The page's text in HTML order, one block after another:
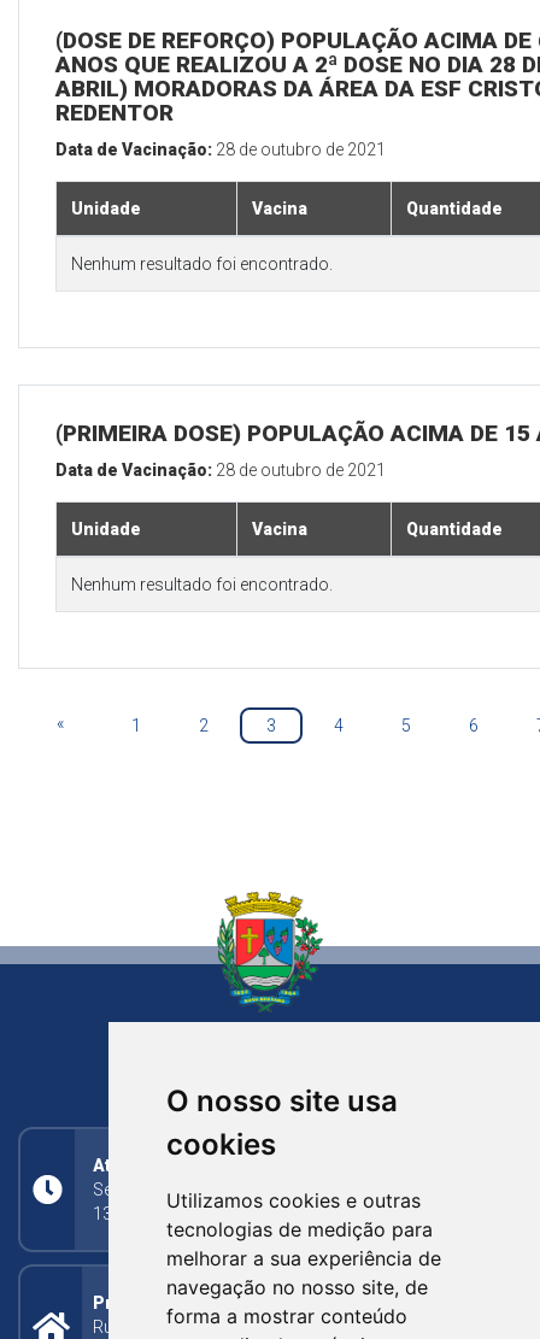
O nosso site usa
cookies
Utilizamos cookies e outras
tecnologias de medição para
melhorar a sua experiência de
navegação no nosso site, de
forma a mostrar conteúdo
(DOSE DE REFORÇO) POPULAÇÃO ACIMA DE
ANOS QUE REALIZOU A 2ª DOSE NO DIA 28
ABRIL) MORADORAS DA ÁREA DA ESF
REDENTOR
Data de Vacinação: 28 de outubro de 2021
Unidade Vacina Quantidade
Nenhum resultado foi encontrado.
(PRIMEIRA DOSE) POPULAÇÃO ACIMA DE 15
Data de Vacinação: 28 de outubro de 2021
Unidade Vacina Quantidade
Nenhum resultado foi encontrado.
« 1 2 3 4 5 6
Atendimento
Segunda a Sexta: 8h às 11h30min (manhã);
13h30min às 17h (tarde)
Prefeitura Municipal
Rua Silva Jardim, 505 - Bairro Centro - CEP: 95340-